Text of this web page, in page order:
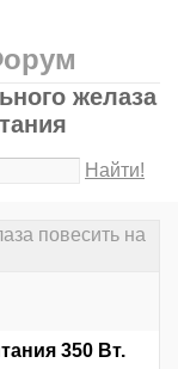
желаза
Найти!
повесить на
350 Вт.